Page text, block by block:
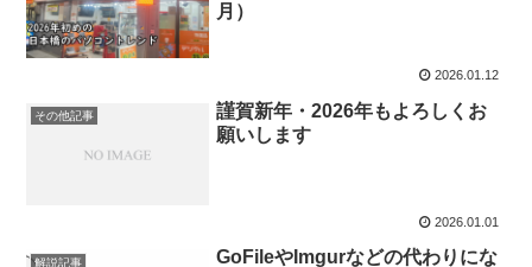
月）
2026.01.12
その他記事
謹賀新年・2026年もよろしくお
願いします
2026.01.01
解説記事
GoFileやImgurなどの代わりにな